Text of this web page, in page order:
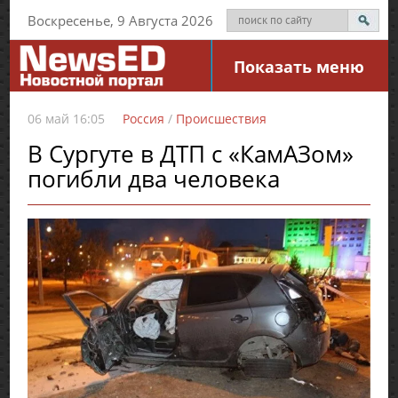
Воскресенье, 9 Августа 2026
Показать меню
06 май 16:05 Россия / Происшествия
В Сургуте в ДТП с «КамАЗом»
погибли два человека